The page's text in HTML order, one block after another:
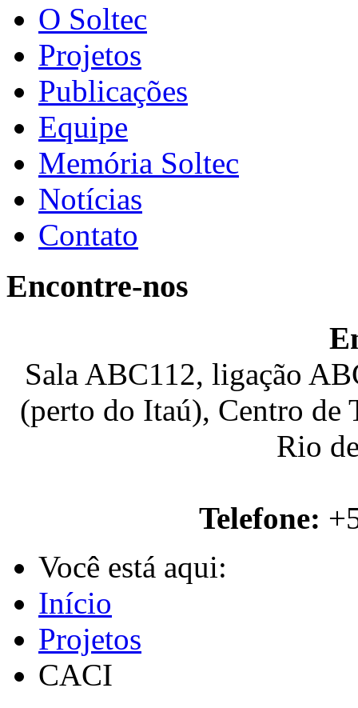
O Soltec
Projetos
Publicações
Equipe
Memória Soltec
Notícias
Contato
Encontre-nos
Sala ABC112, ligação
(perto do Itaú), Centro de
Rio
Telefone:
Você está aqui:
Início
Projetos
CACI